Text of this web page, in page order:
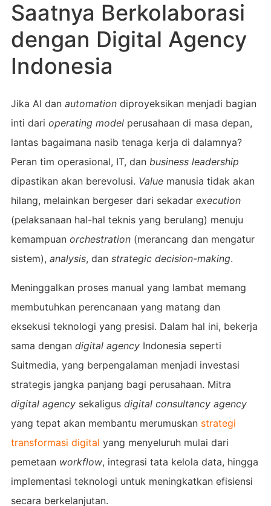
Saatnya Berkolaborasi
dengan Digital Agency
Indonesia
Jika AI dan automationdiproyeksikan menjadi bagian
inti dari operating modelperusahaan di masa depan,
lantas bagaimana nasib tenaga kerja di dalamnya?
Peran tim operasional, IT, dan business leadership
dipastikan akan berevolusi. Valuemanusia tidak akan
hilang, melainkan bergeser dari sekadar execution
(pelaksanaan hal-hal teknis yang berulang) menuju
kemampuan orchestration(merancang dan mengatur
sistem), analysis, dan strategic decision-making.
Meninggalkan proses manual yang lambat memang
membutuhkan perencanaan yang matang dan
eksekusi teknologi yang presisi. Dalam hal ini, bekerja
sama dengan digital agencyIndonesia seperti
Suitmedia, yang berpengalaman menjadi investasi
strategis jangka panjang bagi perusahaan. Mitra
digital agencysekaligus digital consultancy agency
yang tepat akan membantu merumuskan strategi
transformasi digital yang menyeluruh mulai dari
pemetaan workflow, integrasi tata kelola data, hingga
implementasi teknologi untuk meningkatkan efisiensi
secara berkelanjutan.